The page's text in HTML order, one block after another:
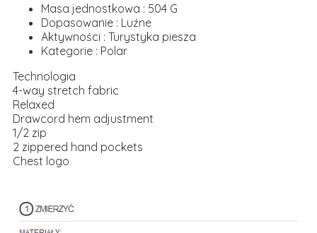
Masa jednostkowa : 504 G
Dopasowanie : Luźne
Aktywności : Turystyka piesza
Kategorie : Polar
Technologia
4-way stretch fabric
Relaxed
Drawcord hem adjustment
1/2 zip
2 zippered hand pockets
Chest logo